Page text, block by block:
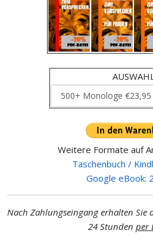
AUSWAHL
Weitere Formate auf
Taschenbuch /
Google eBook:
Nach Zahlungseingang erhalten Sie
24 Stunden per